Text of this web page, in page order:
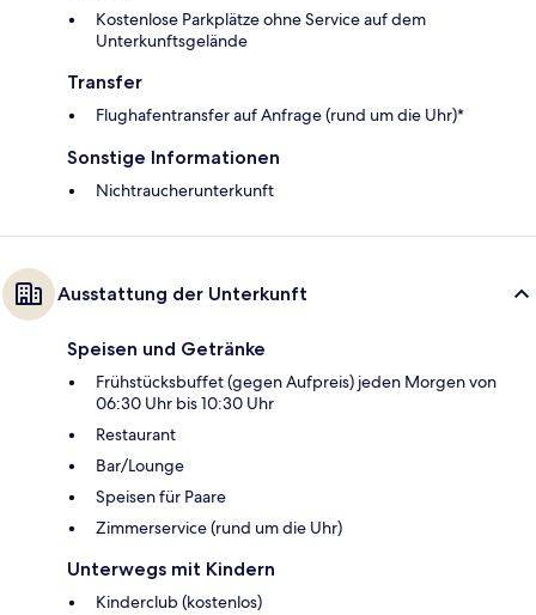
Kostenlose Parkplätze ohne Service auf dem
Unterkunftsgelände
Transfer
Flughafentransfer auf Anfrage (rund um die Uhr)*
Sonstige Informationen
Nichtraucherunterkunft
Ausstattung der Unterkunft
Speisen und Getränke
Frühstücksbuffet (gegen Aufpreis) jeden Morgen von
06:30 Uhr bis 10:30 Uhr
Restaurant
Bar/Lounge
Speisen für Paare
Zimmerservice (rund um die Uhr)
Unterwegs mit Kindern
Kinderclub (kostenlos)